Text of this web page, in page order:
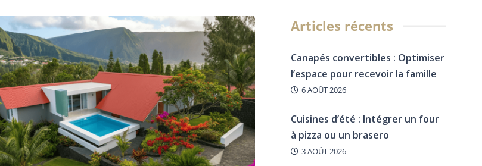
Articles récents
Canapés convertibles : Optimiser
l’espace pour recevoir la famille
6 AOÛT 2026
Cuisines d’été : Intégrer un four
à pizza ou un brasero
3 AOÛT 2026